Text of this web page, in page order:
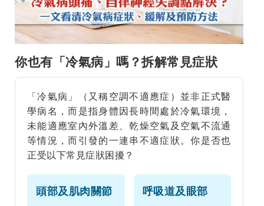
你也有「冷氣病」嗎？拆解常見症狀
「冷氣病」（又稱空調不適應症）並非正式醫
學病名，而是指身體因長時間處於冷氣環境，
未能適應室內外溫差、乾燥空氣及空氣不流通
等情況，而引發的一連串不適症狀。你是否也
正受以下常見症狀困擾？
頭部及肌肉關節 呼吸道及眼部